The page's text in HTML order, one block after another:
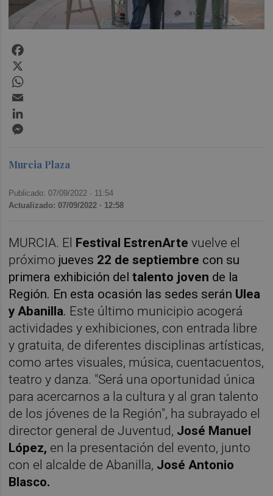
Murcia Plaza
Publicado: 07/09/2022 · 11:54
Actualizado: 07/09/2022 · 12:58
MURCIA. El Festival EstrenArte vuelve el
próximo jueves 22 de septiembre con su
primera exhibición deltalento joven de la
Región. En esta ocasión las sedes serán Ulea
y Abanilla. Este último municipio acogerá
actividades y exhibiciones, con entrada libre
y gratuita, de diferentes disciplinas artísticas,
como artes visuales, música, cuentacuentos,
teatro y danza. "Será una oportunidad única
para acercarnos a la cultura y al gran talento
de los jóvenes de la Región", ha subrayado el
director general de Juventud, José Manuel
López, en la presentación del evento, junto
con el alcalde de Abanilla, José Antonio
Blasco.